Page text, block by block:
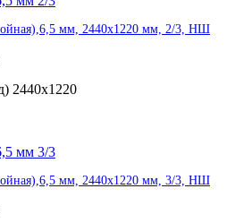
мм, 2440x1220 мм, 2/3, НШ
2440x1220
мм, 2440x1220 мм, 3/3, НШ